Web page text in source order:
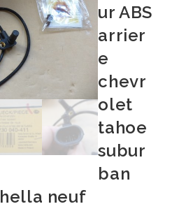
ur ABS
arrier
e
chevr
olet
tahoe
subur
ban
neuf